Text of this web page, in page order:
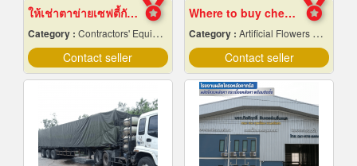
ให้เช่าตาข่ายเซฟตี้กันตก Safety net
Category : Contractors' Equipment & Supplies-Renting
Contact seller
Where to buy cheap fake plants
Category : Artificial Flowers & Plants
Contact seller